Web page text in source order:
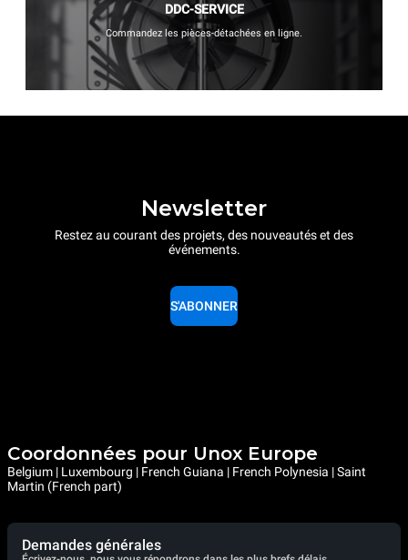
DDC-SERVICE
Commandez les pièces-détachées en ligne.
Newsletter
Restez au courant des projets, des nouveautés et des
événements.
S'ABONNER
Coordonnées pour Unox Europe
Belgium | Luxembourg | French Guiana | French Polynesia | Saint
Martin (French part)
Demandes générales